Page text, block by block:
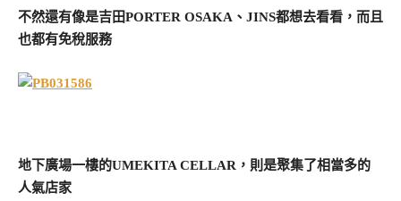
不然還有像是吉田PORTER OSAKA、 JINS都想去看看，而且
也都有免稅服務
地下廣場一樓的UMEKITA CELLAR，則是聚集了相當多的
人氣店家